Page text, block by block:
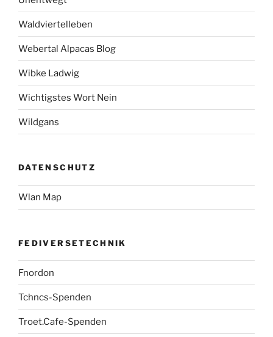
Waldviertelleben
Webertal Alpacas Blog
Wibke Ladwig
Wichtigstes Wort Nein
Wildgans
DATENSCHUTZ
Wlan Map
FEDIVERSETECHNIK
Fnordon
Tchncs-Spenden
Troet.Cafe-Spenden